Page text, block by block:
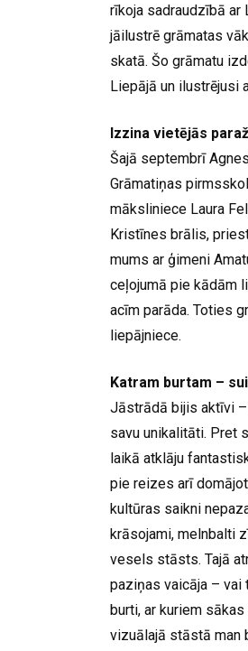
rīkoja sadraudzībā ar
jāilustrē grāmatas
skatā. Šo grāmatu
Liepājā un ilustrējusi
Izzina vietējās
Šajā septembrī
Grāmatiņas
māksliniece Laura
Kristīnes brālis,
mums ar ģimeni
ceļojumā pie kādām
acīm parāda. Toties
liepājniece.
Katram burtam –
Jāstrādā bijis aktīvi –
savu unikalitāti. Pret
laikā atklāju
pie reizes arī
kultūras saikni
krāsojami, melnbalti
vesels stāsts. Tajā
paziņas vaicāja – vai
burti, ar kuriem
vizuālajā stāstā man